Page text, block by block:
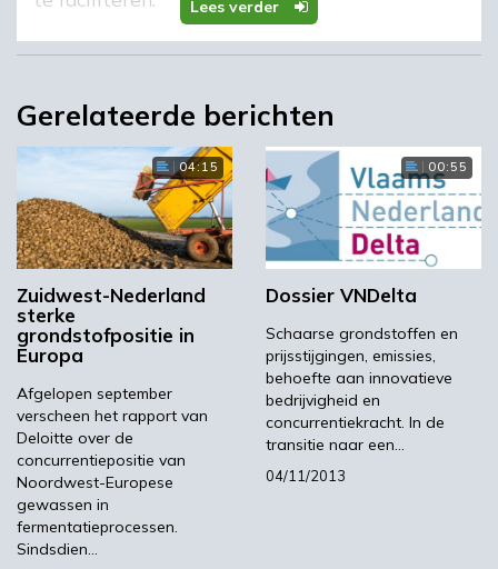
Lees verder
Wat is het belang van
het thema
clustering/toplocaties
voor de transitie naar
een biobased
economy?
‘Clustering is niet alleen belangrijk voor de
biogebaseerde economie, maar voor al
hetgeen we nu al hebben verwezenlijkt binnen
de chemie en life science sector. In de eerste
plaats gaat het om fysieke clustering tussen
Gerelateerde berichten
04:15
Zuidwest-Nederland
sterke
grondstofpositie in
Europa
Afgelopen september
verscheen het rapport van
Deloitte over de
concurrentiepositie van
Noordwest-Europese
gewassen in
fermentatieprocessen.
Sindsdien…
00:55
Dossier VNDelta
Schaarse grondstoffen en
prijsstijgingen, emissies,
behoefte aan innovatieve
bedrijvigheid en
concurrentiekracht. In de
transitie naar een…
04/11/2013